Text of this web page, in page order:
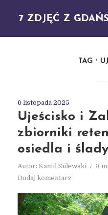
7 ZDJĘĆ Z
TAG
6 listopada 2025
Ujeścisko i
zbiorniki
osiedla i
Autor: Kamil Sulewski
3
Dodaj komentarz